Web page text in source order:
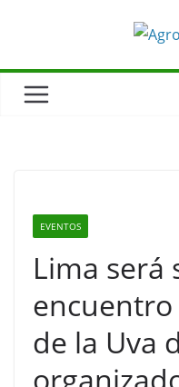
EVENTOS
Lima será
de la Uva